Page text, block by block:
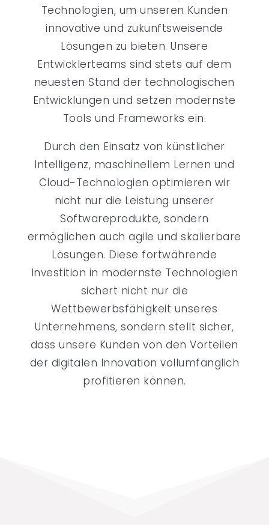
Technologien, um unseren Kunden
innovative und zukunftsweisende
Lösungen zu bieten. Unsere
Entwicklerteams sind stets auf dem
neuesten Stand der technologischen
Entwicklungen und setzen modernste
Tools und Frameworks ein.
Durch den Einsatz von künstlicher
Intelligenz, maschinellem Lernen und
Cloud-Technologien optimieren wir
nicht nur die Leistung unserer
Softwareprodukte, sondern
ermöglichen auch agile und skalierbare
Lösungen. Diese fortwährende
Investition in modernste Technologien
sichert nicht nur die
Wettbewerbsfähigkeit unseres
Unternehmens, sondern stellt sicher,
dass unsere Kunden von den Vorteilen
der digitalen Innovation vollumfänglich
profitieren können.